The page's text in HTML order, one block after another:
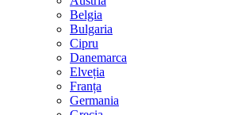
Belgia
Bulgaria
Cipru
Danemarca
Elveția
Franța
Germania